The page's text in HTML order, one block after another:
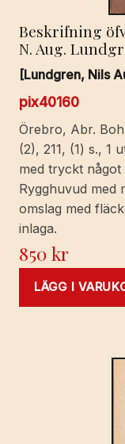
Beskrifning
N. Aug.
[Lundgren, Nils
pix40160
Örebro, Abr.
(2), 211, (1) s., 1
med tryckt
Rygghuvud med
omslag med
inlaga.
850kr
LÄGG I